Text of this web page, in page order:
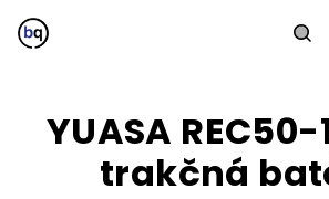
na
obsah
YUASA REC50-
trakčná